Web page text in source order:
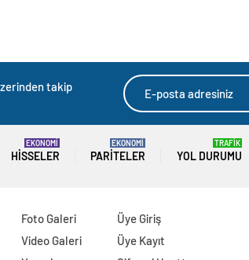
Altay-Narlıdere
İzmir
refahı
HIZLI YORUM YAP